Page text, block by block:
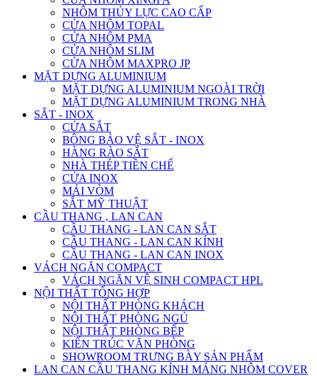
NHÔM THỦY LỰC CAO CẤP
CỬA NHÔM TOPAL
CỬA NHÔM PMA
CỬA NHÔM SLIM
CỬA NHÔM MAXPRO JP
MẶT DỰNG ALUMINIUM
MẶT DỰNG ALUMINIUM NGOÀI TRỜI
MẶT DỰNG ALUMINIUM TRONG NHÀ
SẮT - INOX
CỬA SẮT
BÔNG BẢO VỆ SẮT - INOX
HÀNG RÀO SẮT
NHÀ THÉP TIỀN CHẾ
CỬA INOX
MÁI VÒM
SẮT MỸ THUẬT
CẦU THANG , LAN CAN
CẦU THANG - LAN CAN SẮT
CẦU THANG - LAN CAN KÍNH
CẦU THANG - LAN CAN INOX
VÁCH NGĂN COMPACT
VÁCH NGĂN VỆ SINH COMPACT HPL
NỘI THẤT TỔNG HỢP
NỘI THẤT PHÒNG KHÁCH
NỘI THẤT PHÒNG NGỦ
NỘI THẤT PHÒNG BẾP
KIẾN TRÚC VĂN PHÒNG
SHOWROOM TRƯNG BÀY SẢN PHẨM
LAN CAN CẦU THANG KÍNH MÁNG NHÔM COVER